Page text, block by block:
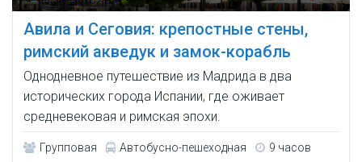
Авила и Сеговия: крепостные стены,
римский акведук и замок-корабль
Однодневное путешествие из Мадрида в два
исторических города Испании, где оживает
средневековая и римская эпохи.
Групповая Автобусно-пешеходная 9 часов